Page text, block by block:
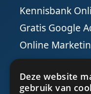
Kennisbank
Gratis Google
Online
Social
Deze website
gebruik van